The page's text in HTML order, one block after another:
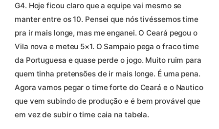
G4. Hoje ficou claro que a equipe vai mesmo se
manter entre os 10. Pensei que nós tivéssemos time
pra ir mais longe, mas me enganei. O Ceará pegou o
Vila nova e meteu 5×1. O Sampaio pega o fraco time
da Portuguesa e quase perde o jogo. Muito ruim para
quem tinha pretensões de ir mais longe. É uma pena.
Agora vamos pegar o time forte do Ceará e o Nautico
que vem subindo de produção e é bem provável que
em vez de subir o time caia na tabela.